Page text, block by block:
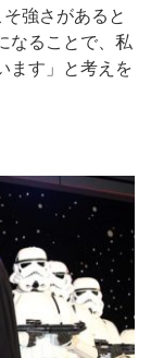
強さがあると
なることで、私
ます」と考えを